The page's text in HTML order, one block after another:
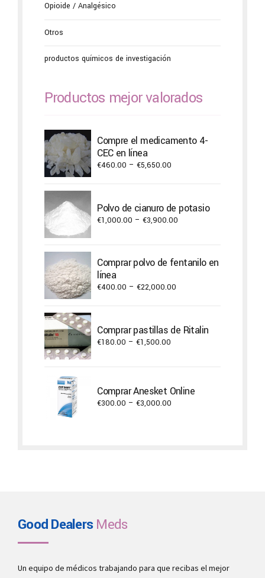
Opioide / Analgésico
Otros
productos químicos de investigación
Productos mejor valorados
Compre el medicamento 4-
CEC en línea
€460.00 – €5,650.00
€5,650.00
Polvo de cianuro de potasio
€1,000.00 – €3,900.00
through
€3,900.00
Comprar polvo de fentanilo en
línea
€400.00 – €22,000.00
through
€22,000.00
Comprar pastillas de Ritalin
€180.00 – €1,500.00
€1,500.00
Comprar Anesket Online
€300.00 – €3,000.00
Good DealersMeds
Un equipo de médicos trabajando para que recibas el mejor